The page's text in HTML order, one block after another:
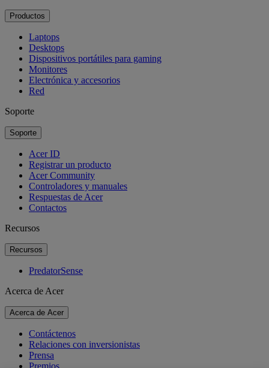
Productos
Laptops
Desktops
Dispositivos portátiles para gaming
Monitores
Electrónica y accesorios
Red
Soporte
Soporte
Acer ID
Registrar un producto
Acer Community
Controladores y manuales
Respuestas de Acer
Contactos
Recursos
Recursos
PredatorSense
Acerca de Acer
Acerca de Acer
Contáctenos
Relaciones con inversionistas
Prensa
Premios